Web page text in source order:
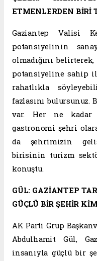
ETMENLERDEN BİRİ
Gaziantep Valisi
potansiyelinin
olmadığını
potansiyeline sahip
rahatlıkla
fazlasını
var. Her ne kadar
gastronomi şehri
da şehrimizin
birisinin turizm
konuştu.
GÜL: GAZİANTEP
GÜÇLÜ BİR ŞEHİR
AK Parti Grup
Abdulhamit Gül,
insanıyla güçlü bir